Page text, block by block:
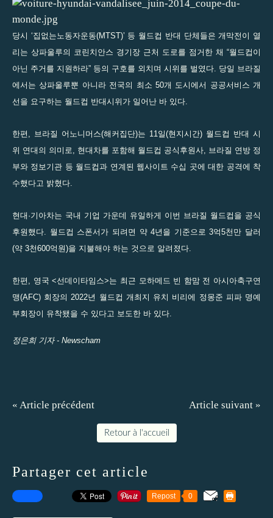
당시 ‘집없는노동자운동(MTST)’ 등 월드컵 반대 단체들은 개막전이 열
리는 상파울루의 코린치안스 경기장 근처 도로를 점거한 채 “월드컵이
아닌 주거를 지원하라” 등의 구호를 외치며 시위를 벌였다. 당일 브라질
에서는 상파울루뿐 아니라 전국의 최소 50개 도시에서 공공서비스 개
선을 요구하는 월드컵 반대시위가 일어난 바 있다.
한편, 브라질 어노니머스(해커집단)는 11일(현지시간) 월드컵 반대 시
위 연대의 의미로, 현대차를 포함해 월드컵 공식후원사, 브라질 연방 정
부와 정보기관 등 월드컵과 연계된 웹사이트 수십 곳에 대한 공격에 착
수했다고 밝혔다.
현대·기아차는 국내 기업 가운데 유일하게 이번 브라질 월드컵을 공식
후원했다. 월드컵 스폰서가 되려면 약 4년을 기준으로 3억5천만 달러
(약 3천600억원)을 지불해야 하는 것으로 알려졌다.
한편, 영국 <선데이타임스>는 최근 모하메드 빈 함맘 전 아시아축구연
맹(AFC) 회장의 2022년 월드컵 개최지 유치 비리에 정몽준 피파 명예
부회장이 유착됐을 수 있다고 보도한 바 있다.
정은희 기자 - Newscham
« Article précédent Article suivant »
Retour à l'accueil
Partager cet article
Repost 0